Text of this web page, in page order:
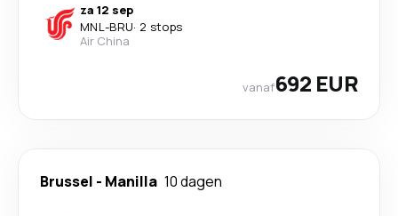
za 12 sep
MNL-BRU· 2 stops
Air China
vanaf692 EUR
Brussel - Manilla 10 dagen